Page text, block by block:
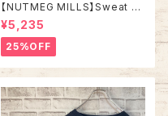
【NUTMEG MILLS】Sweat XL
Made in USA 90s “UNIVER
SITY OF TENNESSEE” vinta
ge ナツメグミルズ カレッジモノ
カレッジロゴ テネシー大学 スウ
ェット トレーナー ヴィンテージ
アメリカ USA 古着
¥5,235
25%OFF